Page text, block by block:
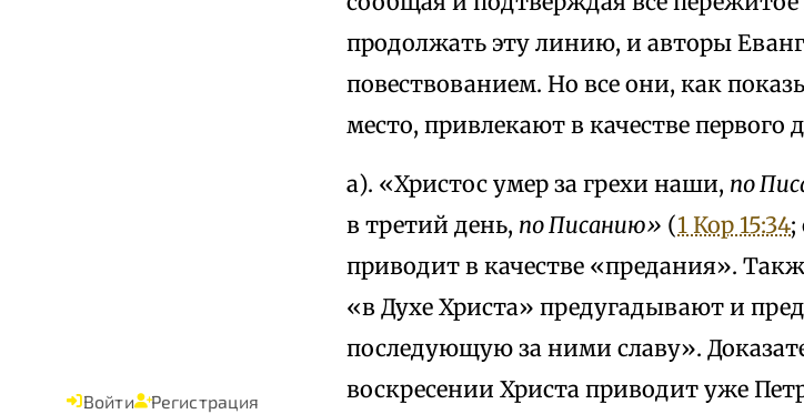
Войти Регистрация
продолжать эту линию, и авторы
повествованием. Но все они, как
место, привлекают в качестве первого
а). «Христос умер за грехи наши, по
в третий день, по Писанию» (1 Кор 15:34;
приводит в качестве «предания».
«в Духе Христа» предугадывают и
последующую за ними славу».
воскресении Христа приводит уже